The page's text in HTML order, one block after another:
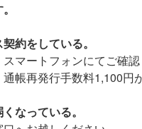
約をしている。
マートフォンにてご確
帳再発行手数料1,100円
なっている。